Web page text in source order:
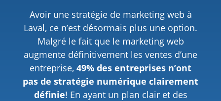
Avoir une stratégie de marketing web à
Laval, ce n’est désormais plus une option.
Malgré le fait que le marketing web
augmente définitivement les ventes d’une
entreprise, 49% des entreprises n’ont
pas de stratégie numérique clairement
définie! En ayant un plan clair et des